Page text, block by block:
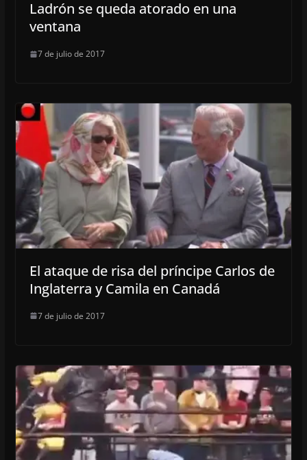
Ladrón se queda atorado en una
ventana
7 de julio de 2017
El ataque de risa del príncipe Carlos de
Inglaterra y Camila en Canadá
7 de julio de 2017